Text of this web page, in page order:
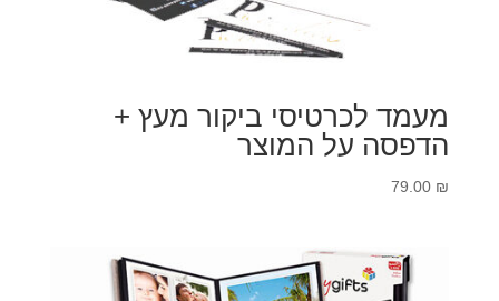
מעמד לכרטיסי ביקור מעץ +
הדפסה על המוצר
79.00 ₪